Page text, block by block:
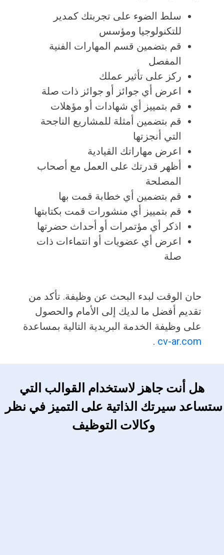
سلط الضوء على تجربتك كمدير
للتكنولوجيا ومؤسس
قم بتضمين قسم المهارات الفنية
المفصل
ركز على تأثير عملك
اعرض أي جوائز أو جوائز ذات صلة
قم بتمييز أي شهادات أو مؤهلات
قم بتضمين أمثلة للمشاريع الناجحة
التي أنجزتها
اعرض مهاراتك القيادية
أظهر قدرتك على العمل مع أصحاب
المصلحة
قم بتضمين أي خطابة قمت بها
قم بتمييز أي منشورات قمت بكتابتها
اذكر أي مؤتمرات أو أحداث حضرتها
اعرض أي عضويات أو انتماءات ذات
صلة
حان الوقت لبدء البحث عن وظيفة. تأكد من
تقديم أفضل ما لديك إلى الأمام والحصول
على وظيفة الخدمة البريدية التالية بمساعدة
cv-ar.com
.
هل أنت جاهز لاستخدام القوالب التي
ستساعد سيرتك الذاتية على التميز في نظر
وكالات التوظيف